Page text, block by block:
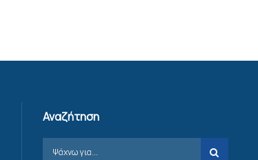
Αναζήτηση